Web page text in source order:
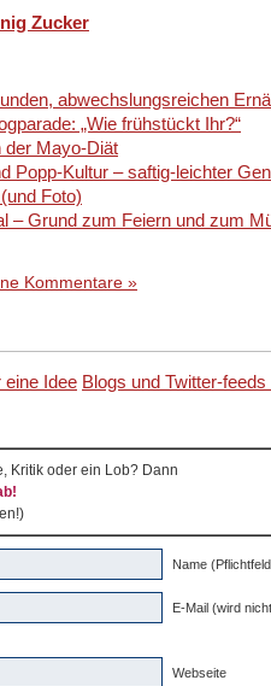
Zucker
abwechslungsreichen
„Wie frühstückt Ihr?“
der Mayo-Diät
Popp-Kultur – saftig-leichter
Foto)
– Grund zum Feiern und zum
Kommentare »
eine Idee Blogs und Twitter-feeds
Kritik oder ein Lob? Dann
Name
E-Mail (wird
Webseite